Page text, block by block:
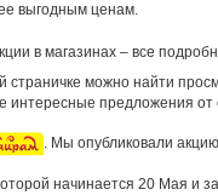
выгодным ценам.
в магазинах – все
страничке можно найти
интересные предложения от
. Мы опубликовали
начинается 20 Мая и